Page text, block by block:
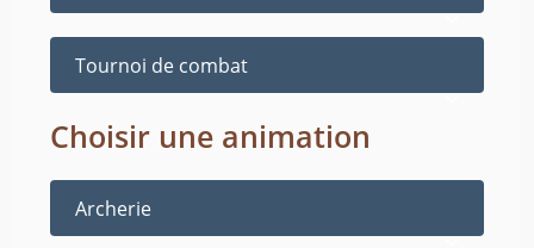
Tournoi de combat
Choisir une animation
Archerie